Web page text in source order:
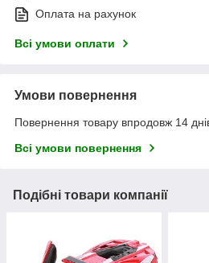
Оплата на рахунок
Всі умови оплати
Умови повернення
Повернення товару впродовж 14
Всі умови повернення
Подібні товари компанії